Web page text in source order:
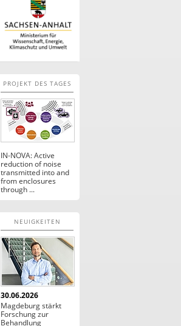
PROJEKT DES TAGES
IN-NOVA: Active
reduction of noise
transmitted into and
from enclosures
through ...
NEUIGKEITEN
30.06.2026
Magdeburg stärkt
Forschung zur
Behandlung